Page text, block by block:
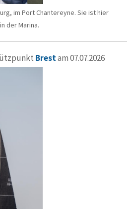
im Port Chantereyne. Sie ist hier
der Marina.
Brestam 07.07.2026